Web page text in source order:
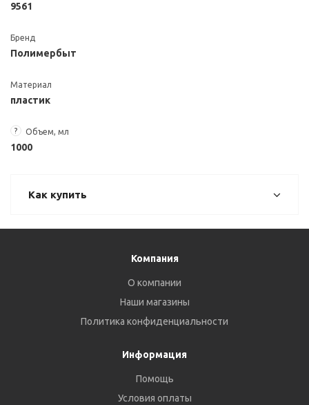
9561
Бренд
Полимербыт
Материал
пластик
? Объем, мл
1000
Как купить
Компания
О компании
Наши магазины
Политика конфиденциальности
Информация
Помощь
Условия оплаты